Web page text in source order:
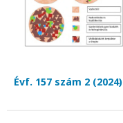
Évf. 157 szám 2 (2024)